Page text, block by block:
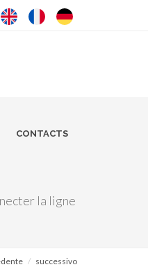
CONTACTS
la ligne
successivo